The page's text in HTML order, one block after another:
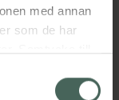
med annan
som de har